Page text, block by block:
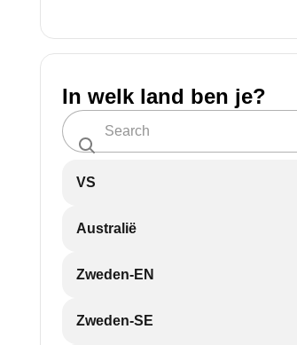
In welk land ben je?
VS
Australië
Zweden-EN
Zweden-SE